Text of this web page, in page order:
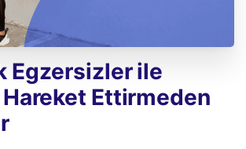
Egzersizlerile
Hareket Ettirmeden